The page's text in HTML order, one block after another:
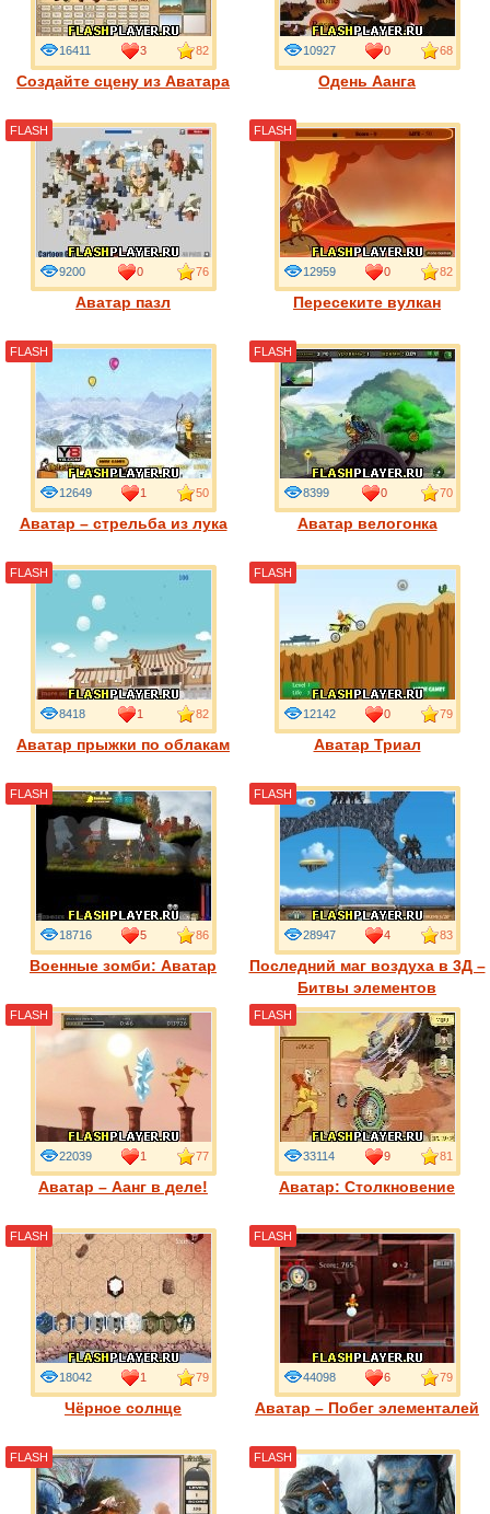
Создайте сцену из Аватара
16411 3 82
Одень Аанга
10927 0 68
Аватар пазл
9200 0 76
FLASH
Пересеките вулкан
12959 0 82
FLASH
Аватар – стрельба из лука
12649 1 50
FLASH
Аватар велогонка
8399 0 70
FLASH
Аватар прыжки по облакам
8418 1 82
FLASH
Аватар Триал
12142 0 79
FLASH
Военные зомби: Аватар
18716 5 86
FLASH
Последний маг воздуха в 3Д –
Битвы элементов
28947 4 83
FLASH
Аватар – Аанг в деле!
22039 1 77
FLASH
Аватар: Столкновение
33114 9 81
FLASH
Чёрное солнце
18042 1 79
FLASH
Аватар – Побег элементалей
44098 6 79
FLASH
FLASH FLASH